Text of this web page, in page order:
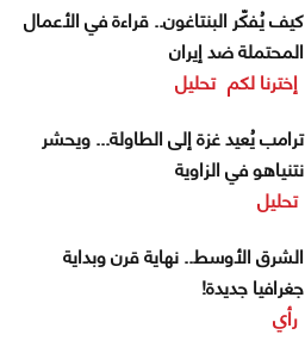
كيف يُفكّر البنتاغون.. قراءة في الأعمال
المحتملة ضد إيران
إخترنا لكم تحليل
ترامب يُعيد غزة إلى الطاولة... ويحشر
نتنياهو في الزاوية
تحليل
الشرق الأوسط.. نهاية قرن وبداية
جغرافيا جديدة!
رأي